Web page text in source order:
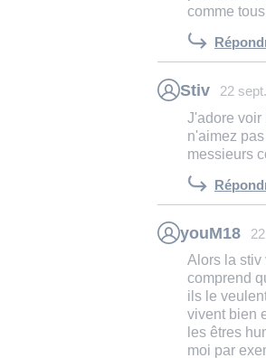
comme
Stiv 22
J'adore voir
n'aimez
messieurs
youM18
Alors la stiv
comprend
ils le
vivent bien
les êtres
moi par